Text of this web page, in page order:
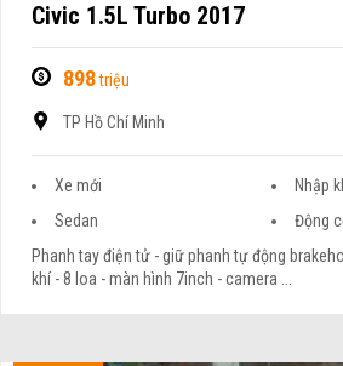
Civic 1.5L Turbo 2017
898triệu
TP Hồ Chí Minh
Xe mới
Nhập
Sedan
Động
Phanh tay điện tử - giữ phanh tự động
khí - 8 loa - màn hình 7inch - camera ...